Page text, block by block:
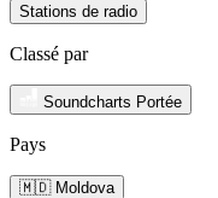
Stations de radio
Classé par
Soundcharts Portée
Pays
🇲🇩 Moldova